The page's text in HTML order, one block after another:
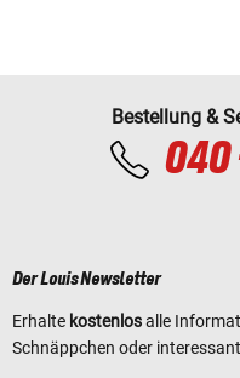
Bestellung &
040
Der Louis Newsletter
Erhalte kostenlosalle
Schnäppchen oder